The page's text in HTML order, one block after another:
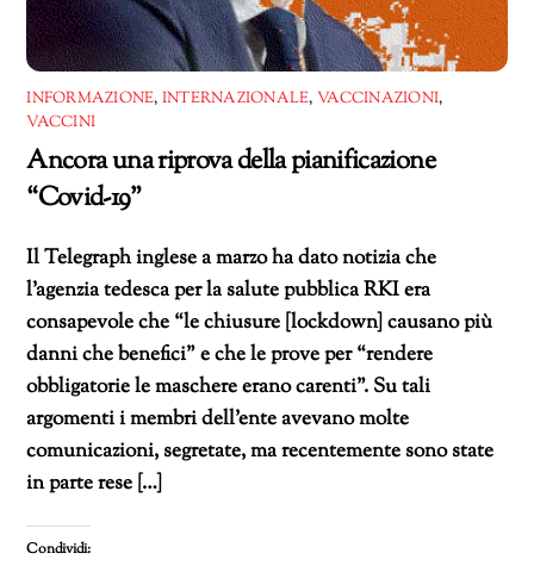
INFORMAZIONE, INTERNAZIONALE, VACCINAZIONI,
VACCINI
Ancora una riprova della pianificazione
“Covid-19”
Il Telegraph inglese a marzo ha dato notizia che
l’agenzia tedesca per la salute pubblica RKI era
consapevole che “le chiusure [lockdown] causano più
danni che benefici” e che le prove per “rendere
obbligatorie le maschere erano carenti”. Su tali
argomenti i membri dell’ente avevano molte
comunicazioni, segretate, ma recentemente sono state
in parte rese […]
Condividi: